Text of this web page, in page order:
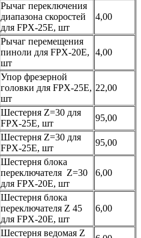
Рычаг переключения
диапазона скоростей
для FPX-25E, шт
4,00
Рычаг перемещения
пиноли для FPX-20E,
шт
4,00
Упор фрезерной
головки для FPX-25E,
шт
22,00
Шестерня Z=30 для
FPX-25E, шт
95,00
Шестерня Z=30 для
FPX-25E, шт
95,00
Шестерня блока
переключателя Z=30
для FPX-20E, шт
6,00
Шестерня блока
переключателя Z 45
для FPX-20E, шт
6,00
Шестерня ведомая Z